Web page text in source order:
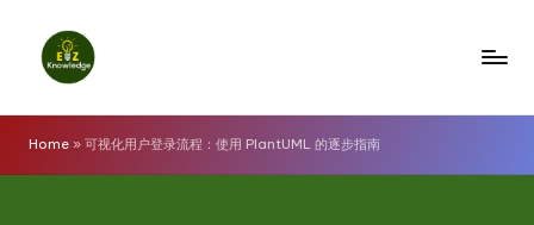
z
K
Home » 可视化用户登录流程：使用 PlantUML 的逐步指南